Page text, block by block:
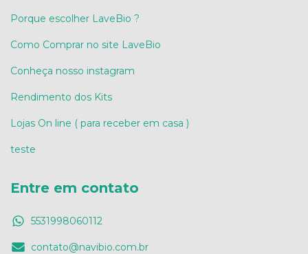
Porque escolher LaveBio ?
Como Comprar no site LaveBio
Conheça nosso instagram
Rendimento dos Kits
Lojas On line ( para receber em casa )
teste
Entre em contato
5531998060112
contato@navibio.com.br